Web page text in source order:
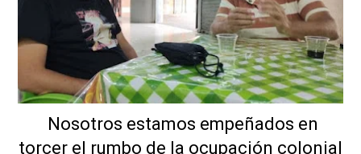
Nosotros estamos empeñados en
torcer el rumbo de la ocupación colonial